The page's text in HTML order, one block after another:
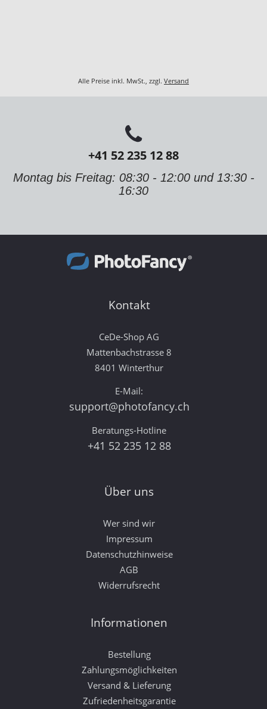
Alle Preise inkl. MwSt., zzgl. Versand
+41 52 235 12 88
Montag bis Freitag: 08:30 - 12:00 und 13:30 -
16:30
Kontakt
CeDe-Shop AG
Mattenbachstrasse 8
8401 Winterthur
E-Mail:
support@photofancy.ch
Beratungs-Hotline
+41 52 235 12 88
Über uns
Wer sind wir
Impressum
Datenschutzhinweise
AGB
Widerrufsrecht
Informationen
Bestellung
Zahlungsmöglichkeiten
Versand & Lieferung
Zufriedenheitsgarantie